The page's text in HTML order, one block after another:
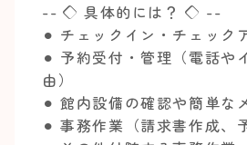
-- ◇ 具体的には？ ◇ --
⚫︎ チェックイン・チェック
⚫︎ 予約受付・管理（電話や
由）
⚫︎ 館内設備の確認や簡単な
⚫︎ 事務作業（請求書作成、